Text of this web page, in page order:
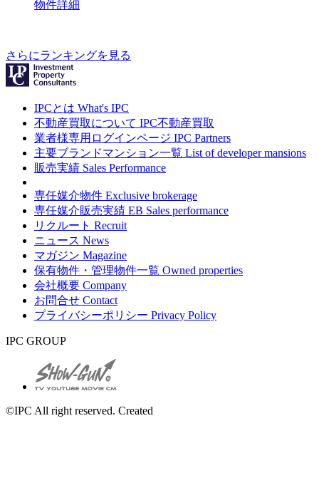
物件詳細
さらにランキングを見る
IPCとは What's IPC
不動産買取について IPC不動産買取
業者様専用ログインページ IPC Partners
主要ブランドマンション一覧 List of developer mansions
販売実績 Sales Performance
専任媒介物件 Exclusive brokerage
専任媒介販売実績 EB Sales performance
リクルート Recruit
ニュース News
マガジン Magazine
保有物件・管理物件一覧 Owned properties
会社概要 Company
お問合せ Contact
プライバシーポリシー Privacy Policy
IPC GROUP
©IPC All right reserved. Created